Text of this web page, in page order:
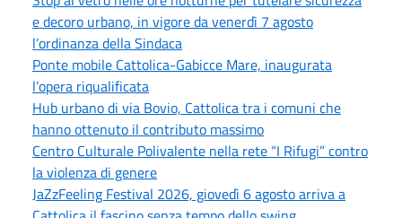
e decoro urbano, in vigore da venerdì 7 agosto
l’ordinanza della Sindaca
Ponte mobile Cattolica-Gabicce Mare, inaugurata
l’opera riqualificata
Hub urbano di via Bovio, Cattolica tra i comuni che
hanno ottenuto il contributo massimo
Centro Culturale Polivalente nella rete “I Rifugi” contro
la violenza di genere
JaZzFeeling Festival 2026, giovedì 6 agosto arriva a